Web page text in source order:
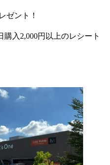
ゼント！
入2,000円以上のレシート